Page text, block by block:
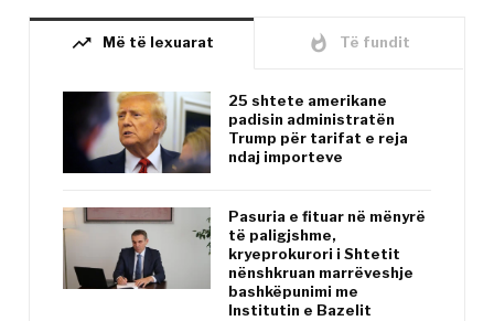
trending_up Më të lexuarat whatshot Të fundit
25 shtete amerikane
padisin administratën
Trump për tarifat e reja
ndaj importeve
Pasuria e fituar në mënyrë
të paligjshme,
kryeprokurori i Shtetit
nënshkruan marrëveshje
bashkëpunimi me
Institutin e Bazelit